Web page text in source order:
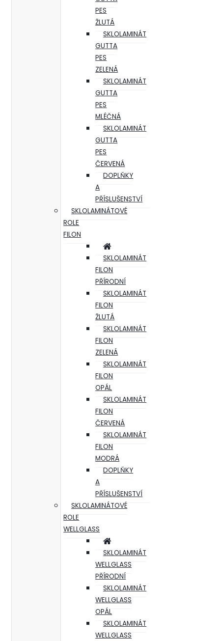
PES
ŽLUTÁ
SKLOLAMINÁT
GUTTA
PES
ZELENÁ
SKLOLAMINÁT
GUTTA
PES
MLÉČNÁ
SKLOLAMINÁT
GUTTA
PES
ČERVENÁ
DOPLŇKY
A
PŘÍSLUŠENSTVÍ
SKLOLAMINÁTOVÉ
ROLE
FILON
SKLOLAMINÁT
FILON
PŘÍRODNÍ
SKLOLAMINÁT
FILON
ŽLUTÁ
SKLOLAMINÁT
FILON
ZELENÁ
SKLOLAMINÁT
FILON
OPÁL
SKLOLAMINÁT
FILON
ČERVENÁ
SKLOLAMINÁT
FILON
MODRÁ
DOPLŇKY
A
PŘÍSLUŠENSTVÍ
SKLOLAMINÁTOVÉ
ROLE
WELLGLASS
SKLOLAMINÁT
WELLGLASS
PŘÍRODNÍ
SKLOLAMINÁT
WELLGLASS
OPÁL
SKLOLAMINÁT
WELLGLASS